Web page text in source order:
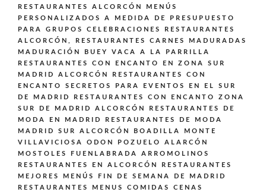
RESTAURANTES ALCORCÓN MENÚS
PERSONALIZADOS A MEDIDA DE PRESUPUESTO
PARA GRUPOS CELEBRACIONES
RESTAURANTES
ALCORCÓN,
RESTAURANTES CARNES MADURADAS
MADURACIÓN BUEY VACA A LA PARRILLA
RESTAURANTES CON ENCANTO EN ZONA SUR
MADRID ALCORCÓN
RESTAURANTES CON
ENCANTO SECRETOS PARA EVENTOS EN EL SUR
DE MADRID
RESTAURANTES CON ENCANTO ZONA
SUR DE MADRID ALCORCÓN
RESTAURANTES DE
MODA EN MADRID
RESTAURANTES DE MODA
MADRID SUR ALCORCÓN BOADILLA MONTE
VILLAVICIOSA ODON POZUELO ALARCÓN
MOSTOLES FUENLABRADA ARROMOLINOS
RESTAURANTES EN ALCORCÓN
RESTAURANTES
MEJORES MENÚS FIN DE SEMANA DE MADRID
RESTAURANTES MENUS COMIDAS CENAS